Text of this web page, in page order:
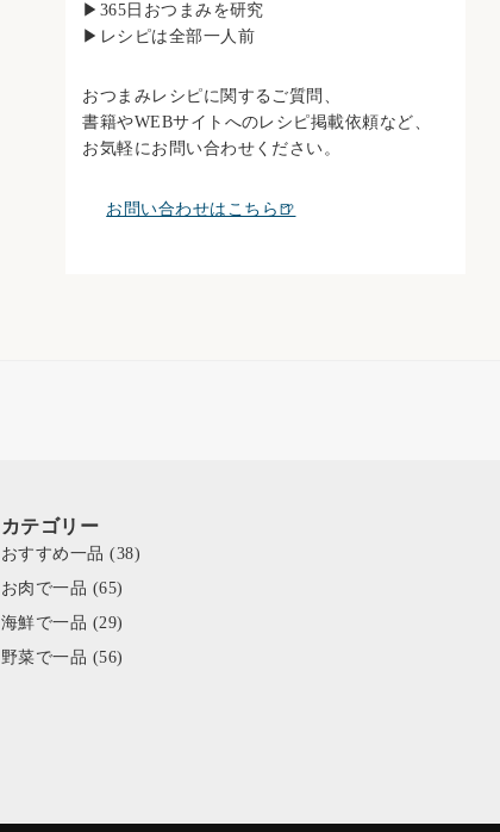
▶︎365日おつまみを研究
▶︎レシピは全部一人前
おつまみレシピに関するご質問、
書籍やWEBサイトへのレシピ掲載依頼など、
お気軽にお問い合わせください。
お問い合わせはこちら🍺
カテゴリー
おすすめ一品 (38)
お肉で一品 (65)
海鮮で一品 (29)
野菜で一品 (56)